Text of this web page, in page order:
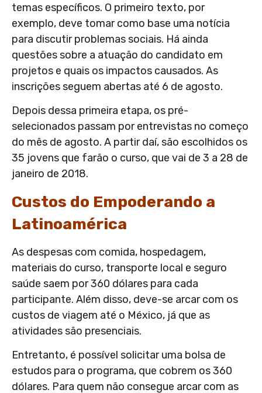
temas específicos. O primeiro texto, por
exemplo, deve tomar como base uma notícia
para discutir problemas sociais. Há ainda
questões sobre a atuação do candidato em
projetos e quais os impactos causados. As
inscrições seguem abertas até 6 de agosto.
Depois dessa primeira etapa, os pré-
selecionados passam por entrevistas no começo
do mês de agosto. A partir daí, são escolhidos os
35 jovens que farão o curso, que vai de 3 a 28 de
janeiro de 2018.
Custos do Empoderando a
Latinoamérica
As despesas com comida, hospedagem,
materiais do curso, transporte local e seguro
saúde saem por 360 dólares para cada
participante. Além disso, deve-se arcar com os
custos de viagem até o México, já que as
atividades são presenciais.
Entretanto, é possível solicitar uma bolsa de
estudos para o programa, que cobrem os 360
dólares. Para quem não consegue arcar com as